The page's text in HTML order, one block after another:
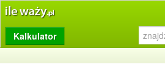
Produkty
Dziennik
Kalkulator